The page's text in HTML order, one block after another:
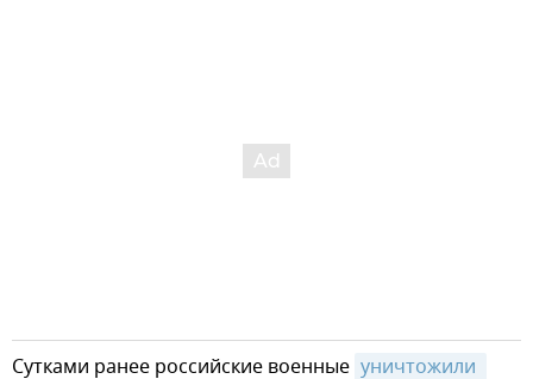
Сутками ранее российские военные